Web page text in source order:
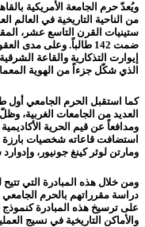
ويُعدّ حرم الجامعة الأمريكية
من الناحية التاريخية في
ضمت 142 طالباً. وعلى
إيوارت التذكارية والقاعة
الذي شكّل جزءاً من الهوية
العديد من الجامعات الغربية،
ومدافعاً عن قيم الحرية
استضافت قاعاته شخصيات بارزة
ومارتن لوثر كينغ جونيور،
ومن خلال هذه المبادرة التي
دراسة مقرراتهم بالحرم الجامعي
على ترسيخ هذه المبادرة كنموذج
والأماكن التاريخية في نسيج